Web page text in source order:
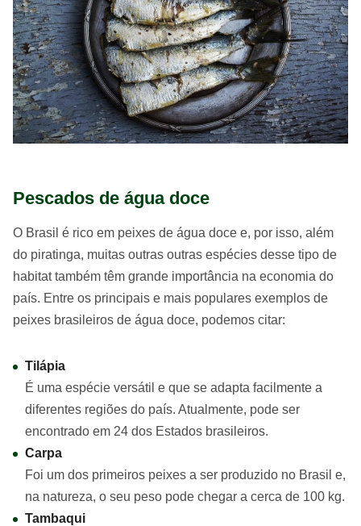
Pescados de água doce
O Brasil é rico em peixes de água doce e, por isso, além
do piratinga, muitas outras outras espécies desse tipo de
habitat também têm grande importância na economia do
país. Entre os principais e mais populares exemplos de
peixes brasileiros de água doce, podemos citar:
Tilápia
É uma espécie versátil e que se adapta facilmente a
diferentes regiões do país. Atualmente, pode ser
encontrado em 24 dos Estados brasileiros.
Carpa
Foi um dos primeiros peixes a ser produzido no Brasil e,
na natureza, o seu peso pode chegar a cerca de 100 kg.
Tambaqui